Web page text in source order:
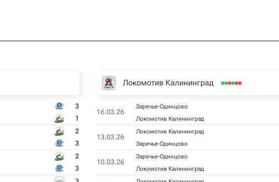
3
1
2
3
2
3
Локомотив Калининград
16.03.26
Заречье-Одинцово
Локомотив Калининград
13.03.26
Локомотив Калининград
Заречье-Одинцово
10.03.26
Заречье-Одинцово
Локомотив Калининград